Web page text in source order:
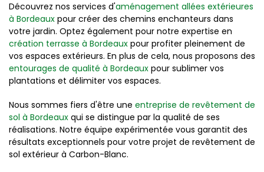
Découvrez nos services d'aménagement allées extérieures
à Bordeaux pour créer des chemins enchanteurs dans
votre jardin. Optez également pour notre expertise en
création terrasse à Bordeaux pour profiter pleinement de
vos espaces extérieurs. En plus de cela, nous proposons des
entourages de qualité à Bordeaux pour sublimer vos
plantations et délimiter vos espaces.
Nous sommes fiers d'être une entreprise de revêtement de
sol à Bordeaux qui se distingue par la qualité de ses
réalisations. Notre équipe expérimentée vous garantit des
résultats exceptionnels pour votre projet de revêtement de
sol extérieur à Carbon-Blanc.